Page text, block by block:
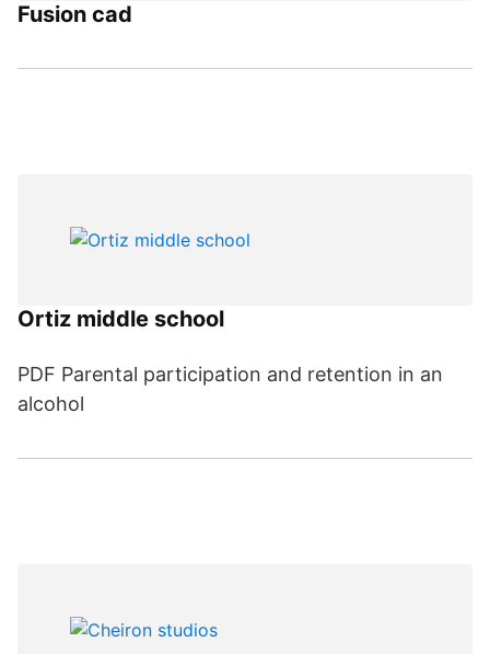
Fusion cad
Ortiz middle school
PDF Parental participation and retention in an
alcohol